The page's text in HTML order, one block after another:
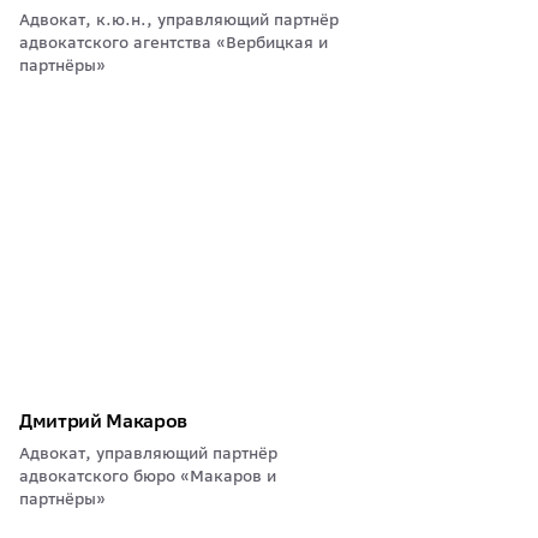
Адвокат, к.ю.н., управляющий партнёр
адвокатского агентства «Вербицкая и
партнёры»
Дмитрий Макаров
Адвокат, управляющий партнёр
адвокатского бюро «Макаров и
партнёры»